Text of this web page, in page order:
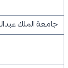
جامعة الملك